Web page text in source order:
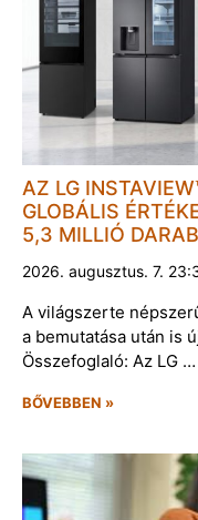
AZ LG
GLOBÁLIS
5,3 MILLIÓ
2026. augusztus. 7.
A világszerte
a bemutatása után is
Összefoglaló: Az LG …
BŐVEBBEN »